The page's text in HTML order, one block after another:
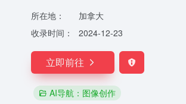
所在地：
加拿大
收录时间：
2024-12-23
立即前往
AI导航：图像创作